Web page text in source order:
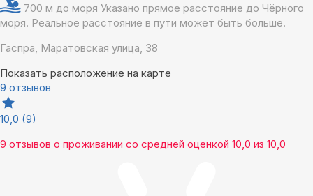
700 м до моря Указано прямое расстояние до Чёрного
моря. Реальное расстояние в пути может быть больше.
Гаспра, Маратовская улица, 38
Показать расположение на карте
9 отзывов
10,0 (9)
9 отзывов о проживании со средней оценкой 10,0 из 10,0